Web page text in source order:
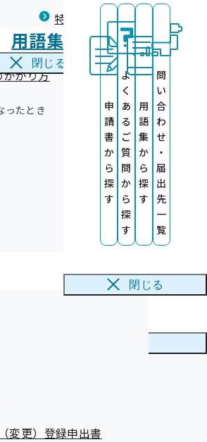
療を受けたとき
かり方
ったとき
変更）登録申出書
特定保健指導について
用語集
閉じる
申
請
書
か
ら
探
す
よ
く
あ
る
ご
質
問
か
ら
探
す
用
語
集
か
ら
探
す
問
い
合
わ
せ
・
届
出
先
一
覧
閉じる